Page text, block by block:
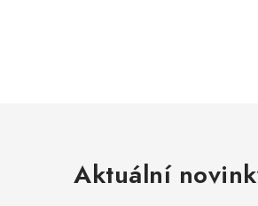
Aktuální